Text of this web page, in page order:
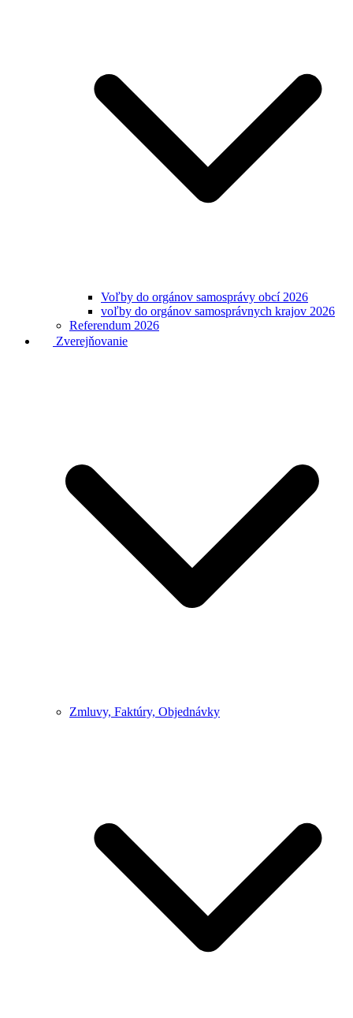
Voľby do orgánov samosprávy obcí 2026
voľby do orgánov samosprávnych krajov 2026
Referendum 2026
Zverejňovanie
Zmluvy, Faktúry, Objednávky